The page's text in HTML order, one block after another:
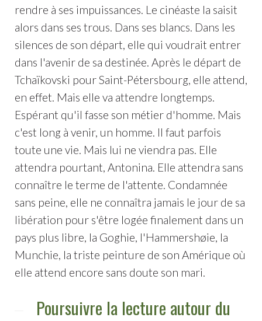
rendre à ses impuissances. Le cinéaste la saisit
alors dans ses trous. Dans ses blancs. Dans les
silences de son départ, elle qui voudrait entrer
dans l'avenir de sa destinée. Après le départ de
Tchaïkovski pour Saint-Pétersbourg, elle attend,
en effet. Mais elle va attendre longtemps.
Espérant qu'il fasse son métier d'homme. Mais
c'est long à venir, un homme. Il faut parfois
toute une vie. Mais lui ne viendra pas. Elle
attendra pourtant, Antonina. Elle attendra sans
connaître le terme de l'attente. Condamnée
sans peine, elle ne connaîtra jamais le jour de sa
libération pour s'être logée finalement dans un
pays plus libre, la Goghie, l'Hammershøie, la
Munchie, la triste peinture de son Amérique où
elle attend encore sans doute son mari.
Poursuivre la lecture autour du